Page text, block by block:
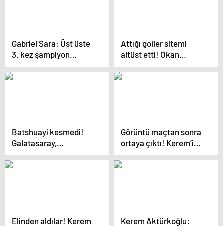
Gabriel Sara: Üst üste
3. kez şampiyon
olacağız
Attığı goller sitemi
altüst etti! Okan
Buruk’tan Batshuayi
kararı
Batshuayi kesmedi!
Galatasaray,
Fenerbahçe’nin en
baba 2 oyuncusuna da
Görüntü maçtan sonra
ortaya çıktı! Kerem’i
çıldırtan bayrak, görür
görmez tekmeyi bastı
Elinden aldılar! Kerem
Kerem Aktürkoğlu: